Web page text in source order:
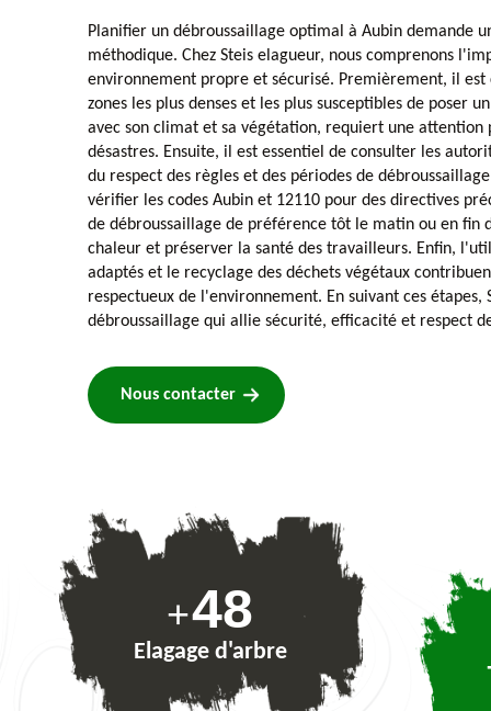
Planifier un débroussaillage optimal à Aubin demande
méthodique. Chez Steis elagueur, nous comprenons
environnement propre et sécurisé. Premièrement, il
zones les plus denses et les plus susceptibles de poser
avec son climat et sa végétation, requiert une
désastres. Ensuite, il est essentiel de consulter les
du respect des règles et des périodes de
vérifier les codes Aubin et 12110 pour des directives
de débroussaillage de préférence tôt le matin ou en fin
chaleur et préserver la santé des travailleurs. Enfin,
adaptés et le recyclage des déchets végétaux
respectueux de l'environnement. En suivant ces
débroussaillage qui allie sécurité, efficacité et respect
Nous contacter
+72
Elagage d'arbre